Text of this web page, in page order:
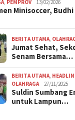
PEMPROV 13/02/2026
Minisoccer,
BERITA UTAMA
Jumat Sehat,
Senam Bersama…
BERITA UTAMA
OLAHRAGA
27/11/2025
Suldin Sumbang
untuk Lampun…